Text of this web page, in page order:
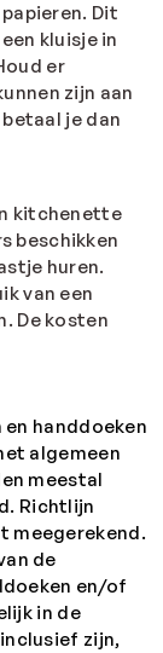
Dit
kluisje in
er
zijn aan
je dan
kitchenette
beschikken
huren.
van een
De kosten
handdoeken
algemeen
meestal
Richtlijn
meegerekend.
de
en/of
in de
zijn,